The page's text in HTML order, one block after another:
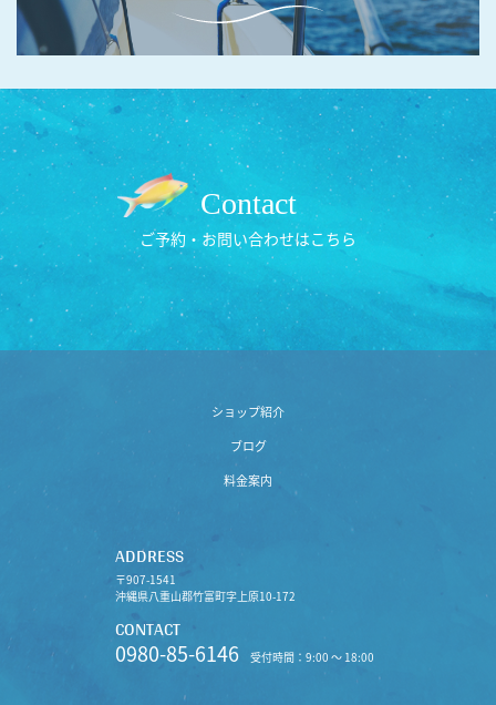
Contact
ご予約・お問い合わせはこちら
ショップ紹介
ブログ
料金案内
ADDRESS
〒907-1541
沖縄県八重山郡竹富町字上原10-172
CONTACT
0980-85-6146 受付時間：9:00 〜 18:00